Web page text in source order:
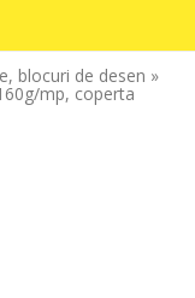
blocuri de desen »
mp, coperta